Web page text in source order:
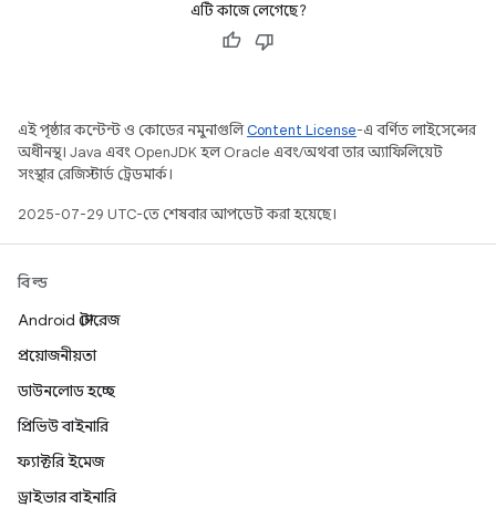
এটি কাজে লেগেছে?
এই পৃষ্ঠার কন্টেন্ট ও কোডের নমুনাগুলিContent License-এ বর্ণিত লাইসেন্সের
অধীনস্থ। Java এবং OpenJDK হল Oracle এবং/অথবা তার অ্যাফিলিয়েট
সংস্থার রেজিস্টার্ড ট্রেডমার্ক।
2025-07-29 UTC-তে শেষবার আপডেট করা হয়েছে।
বিল্ড
Android স্টোরেজ
প্রয়োজনীয়তা
ডাউনলোড হচ্ছে
প্রিভিউ বাইনারি
ফ্যাক্টরি ইমেজ
ড্রাইভার বাইনারি